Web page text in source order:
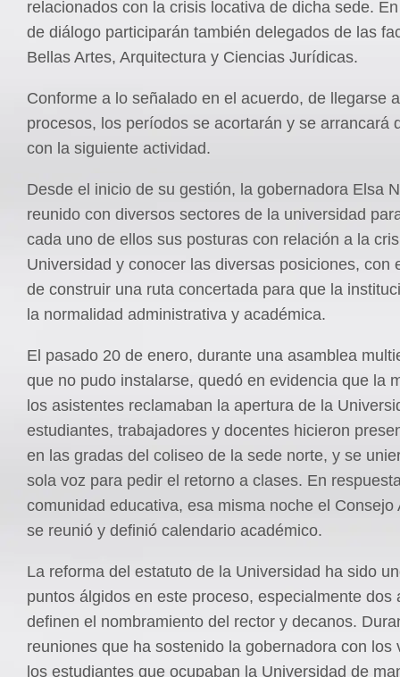
relacionados con la crisis locativa de dicha sede.
de diálogo participarán también delegados de las
Bellas Artes, Arquitectura y Ciencias Jurídicas.
Conforme a lo señalado en el acuerdo, de llegarse
procesos, los períodos se acortarán y se arrancará
con la siguiente actividad.
Desde el inicio de su gestión, la gobernadora Elsa
reunido con diversos sectores de la universidad
cada uno de ellos sus posturas con relación a la
Universidad y conocer las diversas posiciones, con
de construir una ruta concertada para que la
la normalidad administrativa y académica.
El pasado 20 de enero, durante una asamblea
que no pudo instalarse, quedó en evidencia que la
los asistentes reclamaban la apertura de la
estudiantes, trabajadores y docentes hicieron
en las gradas del coliseo de la sede norte, y se
sola voz para pedir el retorno a clases. En
comunidad educativa, esa misma noche el Consejo
se reunió y definió calendario académico.
La reforma del estatuto de la Universidad ha sido
puntos álgidos en este proceso, especialmente dos
definen el nombramiento del rector y decanos.
reuniones que ha sostenido la gobernadora con los
los estudiantes que ocupaban la Universidad de